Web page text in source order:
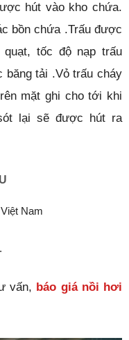
hút vào kho chứa.
bồn chứa .Trấu được
quạt, tốc độ nạp trấu
băng tải .Vỏ trấu cháy
mặt ghi cho tới khi
lại sẽ được hút ra
Nam
vấn, báo giá nồi hơi